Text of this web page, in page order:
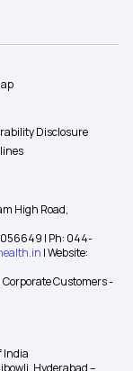
Disclosure
High Road,
| Ph: 044-
| Website:
Customers -
India